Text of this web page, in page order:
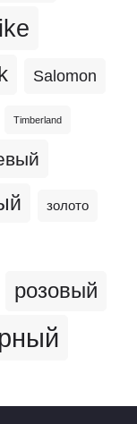
Salomon
Timberland
золото
розовый